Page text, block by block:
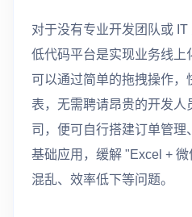
对于没有专业开发团队或 IT
低代码平台是实现业务线上
可以通过简单的拖拽操作，
表，无需聘请昂贵的开发人
司，便可自行搭建订单管
基础应用，缓解 "Excel +
混乱、效率低下等问题。